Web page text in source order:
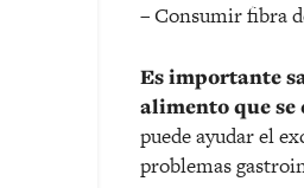
– Consumir fibra
Es importante
alimento que se
puede ayudar el
problemas